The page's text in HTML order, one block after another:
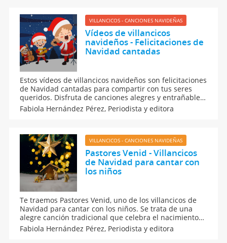
VILLANCICOS - CANCIONES NAVIDEÑAS
Vídeos de villancicos
navideños - Felicitaciones de
Navidad cantadas
Estos vídeos de villancicos navideños son felicitaciones
de Navidad cantadas para compartir con tus seres
queridos. Disfruta de canciones alegres y entrañables
de la Navidad a la vez que envías tus buenos deseos
con música y emoción a familiares y amigos. ¡Celebra
Fabiola Hernández Pérez, Periodista y editora
VILLANCICOS - CANCIONES NAVIDEÑAS
Pastores Venid - Villancicos
de Navidad para cantar con
los niños
Te traemos Pastores Venid, uno de los villancicos de
Navidad para cantar con los niños. Se trata de una
alegre canción tradicional que celebra el nacimiento
del Niño Jesús en Belén y es ideal para compartir en
familia o en el aula, para que los más pequeños
Fabiola Hernández Pérez, Periodista y editora